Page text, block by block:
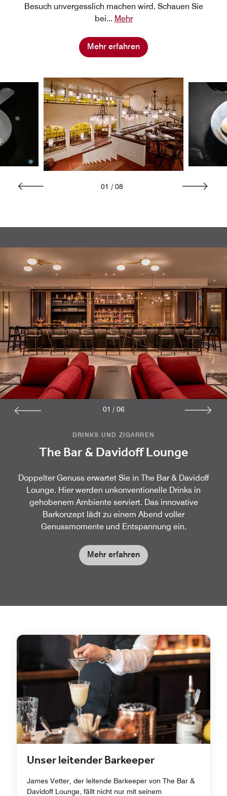
Besuch unvergesslich machen wird. Schauen Sie
bei... Mehr
Mehr erfahren
01 / 08
DRINKS UND ZIGARREN
The Bar & Davidoff Lounge
Doppelter Genuss erwartet Sie in The Bar & Davidoff
Lounge. Hier werden unkonventionelle Drinks in
gehobenem Ambiente serviert. Das innovative
Barkonzept lädt zu einem Abend voller
Genussmomente und Entspannung ein.
Mehr erfahren
01 / 06
Unser leitender Barkeeper
James Vetter, der leitende Barkeeper von The Bar &
Davidoff Lounge, fällt nicht nur mit seinem